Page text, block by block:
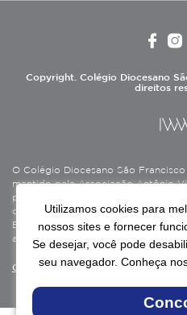
Copyright. Colégio Diocesano
direitos
O Colégio Diocesano São
mantido pela Associação Antônio
privado sem fins lucrativos,
cultural, assistencial e beneficente,
Beneficente de Assistência Social
assistência social.
Continue lendo
Utilizamos cookies para
nossos sites e fornecer
Se desejar, você pode
seu navegador. Conheça